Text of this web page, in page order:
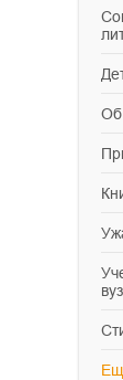
современная зарубежная
учебники и пособия для